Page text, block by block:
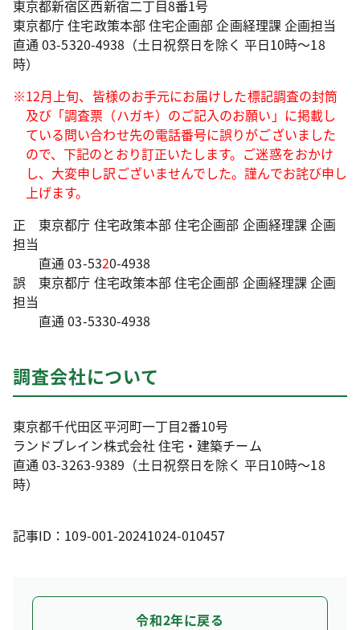
東京都新宿区西新宿二丁目8番1号
東京都庁 住宅政策本部 住宅企画部 企画経理課 企画担当
直通 03-5320-4938（土日祝祭日を除く 平日10時～18
時）
※12月上旬、皆様のお手元にお届けした標記調査の封筒
及び「調査票（ハガキ）のご記入のお願い」に掲載し
ている問い合わせ先の電話番号に誤りがございました
ので、下記のとおり訂正いたします。ご迷惑をおかけ
し、大変申し訳ございませんでした。謹んでお詫び申し
上げます。
正 東京都庁 住宅政策本部 住宅企画部 企画経理課 企画
担当
直通 03-5320-4938
誤 東京都庁 住宅政策本部 住宅企画部 企画経理課 企画
担当
直通 03-5330-4938
調査会社について
東京都千代田区平河町一丁目2番10号
ランドブレイン株式会社 住宅・建築チーム
直通 03-3263-9389（土日祝祭日を除く 平日10時～18
時）
記事ID：109-001-20241024-010457
令和2年に戻る